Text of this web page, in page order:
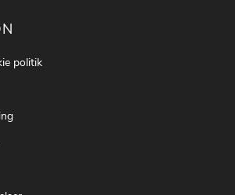
politik